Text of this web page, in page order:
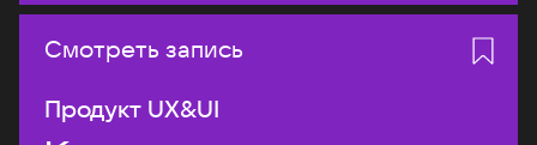
Смотреть запись
Продукт UX&UI